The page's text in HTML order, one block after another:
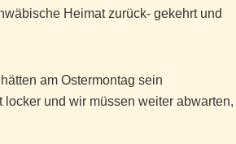
Heimat zurück- gekehrt und
am Ostermontag sein
locker und wir müssen weiter abwarten,